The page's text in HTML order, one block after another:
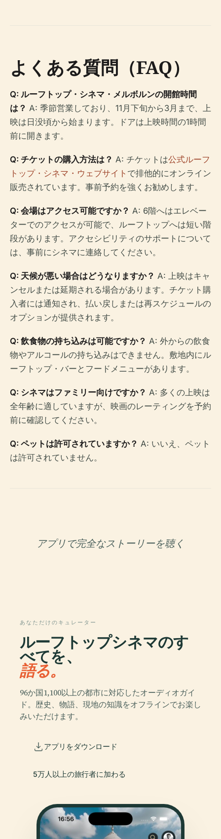
よくある質問（FAQ）
Q: ルーフトップ・シネマ・メルボルンの開館時間
は？ A: 季節営業しており、11月下旬から3月まで、上
映は日没頃から始まります。ドアは上映時間の1時間
前に開きます。
Q: チケットの購入方法は？ A: チケットは公式ルーフ
トップ・シネマ・ウェブサイト で排他的にオンライン
販売されています。事前予約を強くお勧めします。
Q: 会場はアクセス可能ですか？ A: 6階へはエレベー
ターでのアクセスが可能で、ルーフトップへは短い階
段があります。アクセシビリティのサポートについて
は、事前にシネマに連絡してください。
Q: 天候が悪い場合はどうなりますか？ A: 上映はキャ
ンセルまたは延期される場合があります。チケット購
入者には通知され、払い戻しまたは再スケジュールの
オプションが提供されます。
Q: 飲食物の持ち込みは可能ですか？ A: 外からの飲食
物やアルコールの持ち込みはできません。敷地内にル
ーフトップ・バーとフードメニューがあります。
Q: シネマはファミリー向けですか？ A: 多くの上映は
全年齢に適していますが、映画のレーティングを予約
前に確認してください。
Q: ペットは許可されていますか？ A: いいえ、ペット
は許可されていません。
アプリで完全なストーリーを聴く
あなただけのキュレーター
ルーフトップシネマのす
べてを、
語る。
96か国1,100以上の都市に対応したオーディオガイ
ド。歴史、物語、現地の知識をオフラインでお楽し
みいただけます。
アプリをダウンロード
5万人以上の旅行者に加わる